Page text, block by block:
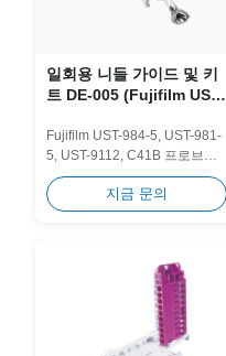
일회용 니들 가이드 및 키
트 DE-005 (Fujifilm UST-
9112, C41B 프로브용)
Fujifilm UST-984-5, UST-981-
5, UST-9112, C41B 프로브용
일회용 멸균 바늘 가이드입니
다. 다중 게이지 바늘 호환성으
로 교차 오염을 제거하고...
지금 문의